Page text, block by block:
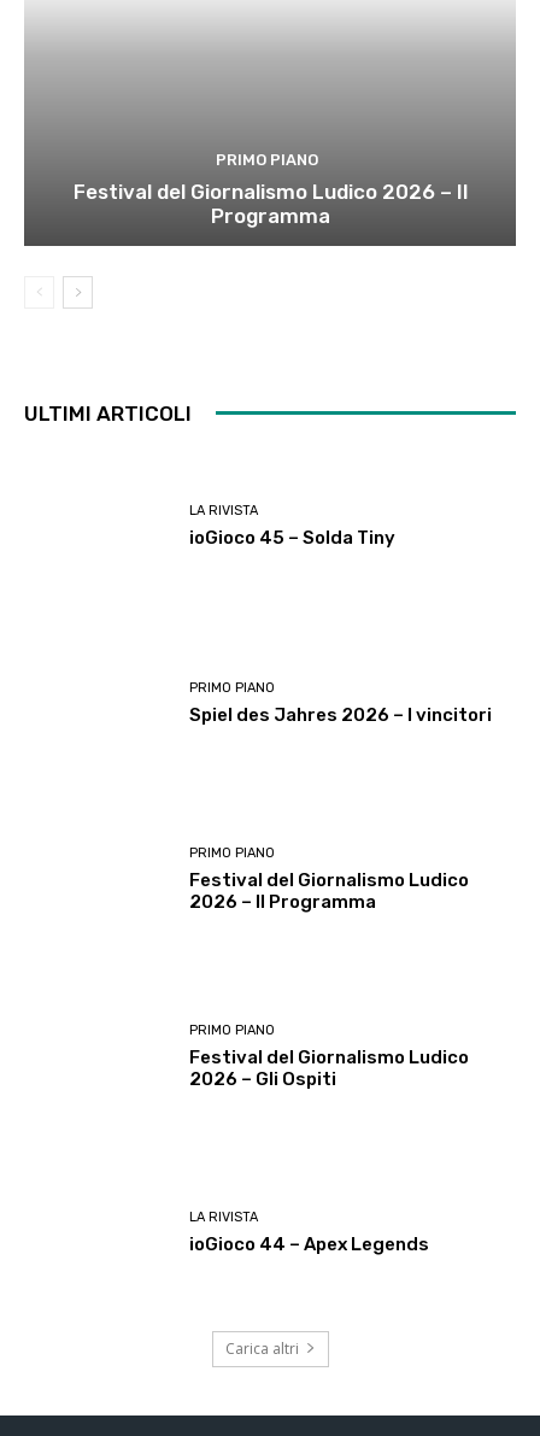
PRIMO PIANO
Festival del Giornalismo Ludico 2026 – Il
Programma
ULTIMI ARTICOLI
LA RIVISTA
ioGioco 45 – Solda Tiny
PRIMO PIANO
Spiel des Jahres 2026 – I vincitori
PRIMO PIANO
Festival del Giornalismo Ludico
2026 – Il Programma
PRIMO PIANO
Festival del Giornalismo Ludico
2026 – Gli Ospiti
LA RIVISTA
ioGioco 44 – Apex Legends
Carica altri